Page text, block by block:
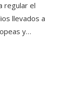
regular el
llevados a
y…